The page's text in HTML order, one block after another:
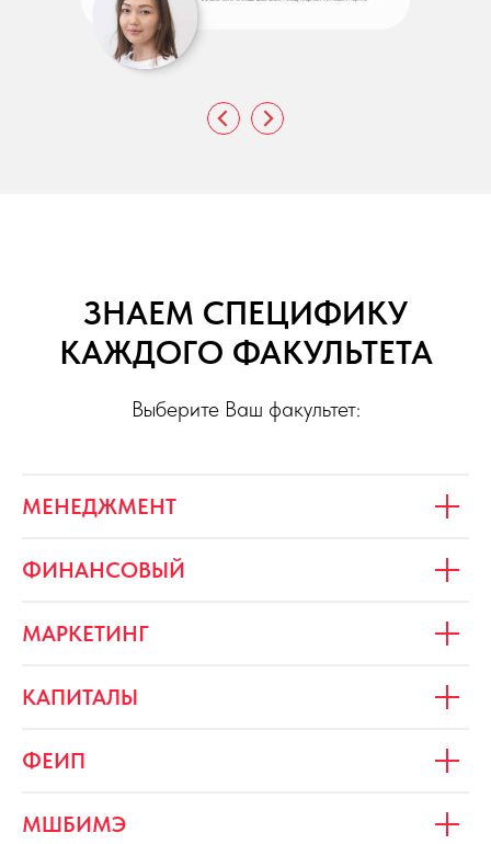
ЗНАЕМ СПЕЦИФИКУ
КАЖДОГО ФАКУЛЬТЕТА
Выберите Ваш факультет:
МЕНЕДЖМЕНТ
ФИНАНСОВЫЙ
МАРКЕТИНГ
КАПИТАЛЫ
ФЕИП
МШБИМЭ